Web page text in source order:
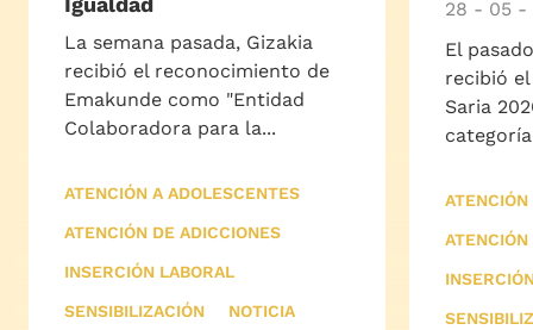
La semana pasada, Gizakia
recibió el reconocimiento de
Emakunde como "Entidad
Colaboradora para la...
ATENCIÓN A ADOLESCENTES
ATENCIÓN DE ADICCIONES
INSERCIÓN LABORAL
SENSIBILIZACIÓN NOTICIA
28 - 05 -
El
recibió
Saria